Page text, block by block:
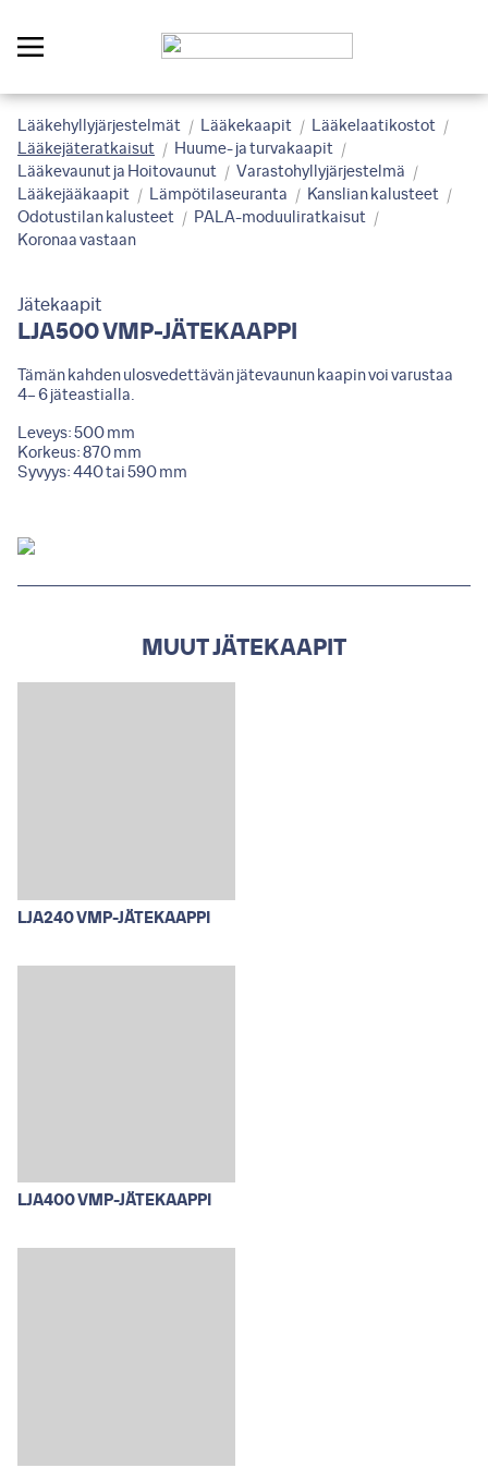
Lääkehyllyjärjestelmät Lääkekaapit
Lääkelaatikostot
Lääkejäteratkaisut
Huume- ja turvakaapit
Lääkevaunut ja Hoitovaunut
Varastohyllyjärjestelmä
Lääkejääkaapit
Lämpötilaseuranta
Kanslian kalusteet
Odotustilan kalusteet
PALA-moduuliratkaisut
Koronaa vastaan
Jätekaapit
LJA500 VMP-JÄTEKAAPPI
Tämän kahden ulosvedettävän jätevaunun kaapin voi varustaa
4– 6 jäteastialla.
Leveys: 500 mm
Korkeus: 870 mm
Syvyys: 440 tai 590 mm
MUUT JÄTEKAAPIT
LJA240 VMP-JÄTEKAAPPI
LJA400 VMP-JÄTEKAAPPI